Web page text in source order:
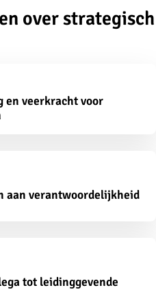
over strategisch
en veerkracht voor
aan verantwoordelijkheid
tot leidinggevende